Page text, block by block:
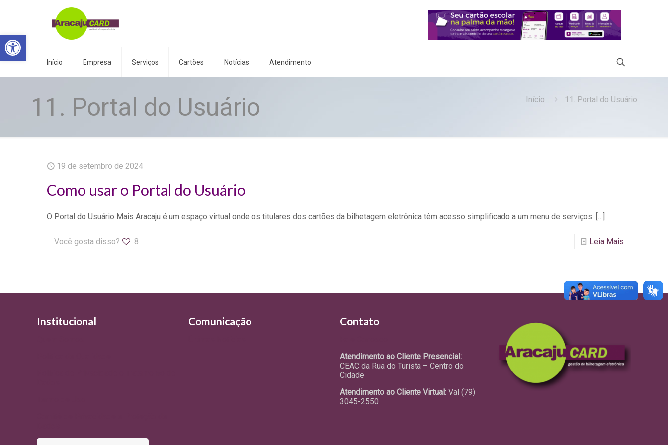
Abrir a barra de ferramentas
Início Empresa Serviços Cartões Notícias Atendimento
11. Portal do Usuário Início 11. Portal do Usuário
19 de setembro de 2024
Como usar o Portal do Usuário
O Portal do Usuário Mais Aracaju é um espaço virtual onde os titulares dos cartões da bilhetagem eletrônica têm acesso simplificado a um menu de serviços. […]
Você gosta disso? 8 Leia Mais
Institucional Comunicação Contato
Atendimento ao Cliente Presencial:
CEAC da Rua do Turista – Centro do
Cidade
Atendimento ao Cliente Virtual: Val (79)
3045-2550